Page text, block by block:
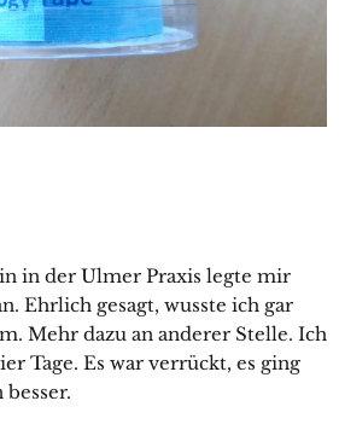
in der Ulmer Praxis legte mir
Ehrlich gesagt, wusste ich gar
Mehr dazu an anderer Stelle. Ich
Tage. Es war verrückt, es ging